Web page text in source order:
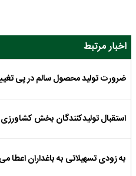
اخبار مرتبط
ضرورت تولید محصول سالم در پی
استقبال تولیدکنندگان بخش کشاورزی
به زودی تسهیلاتی به باغداران اعطا